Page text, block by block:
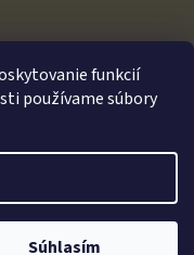
funkcií
používame súbory
Súhlasím
vzduchové zbrane sú
Za akékoľvek
vyhradené.Upraviť